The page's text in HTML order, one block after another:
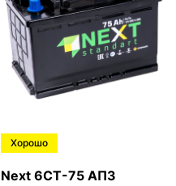
Хорошо
Next 6СТ-75 АПЗ